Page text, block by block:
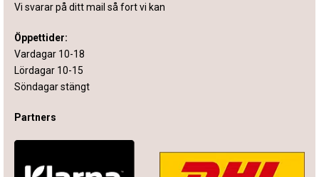
Vi svarar på ditt mail så fort vi kan
Öppettider:
Vardagar 10-18
Lördagar 10-15
Söndagar stängt
Partners